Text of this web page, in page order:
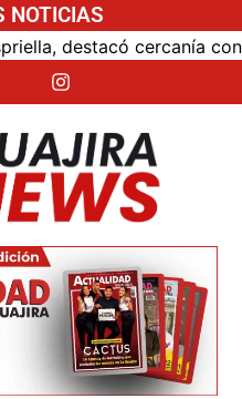
NOTICIAS
cercanía con el